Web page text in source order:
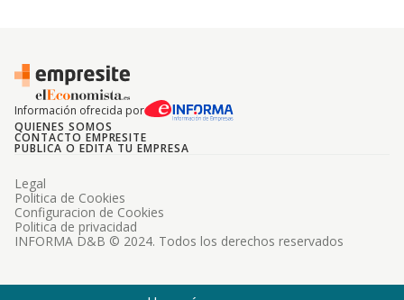
Información ofrecida por
QUIENES SOMOS
CONTACTO EMPRESITE
PUBLICA O EDITA TU EMPRESA
INFORMA D&B © 2024. Todos los derechos reservados
Legal
Politica de Cookies
Configuracion de Cookies
Politica de privacidad